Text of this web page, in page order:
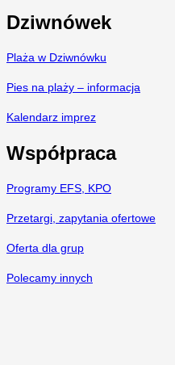
Dziwnówek
Plaża w Dziwnówku
Pies na plaży – informacja
Kalendarz imprez
Współpraca
Programy EFS, KPO
Przetargi, zapytania ofertowe
Oferta dla grup
Polecamy innych